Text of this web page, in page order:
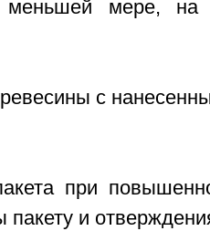
меньшей мере, на
с
при
и